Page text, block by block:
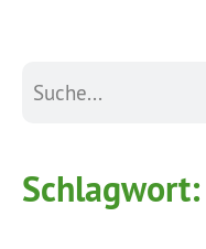
Schlagwort: